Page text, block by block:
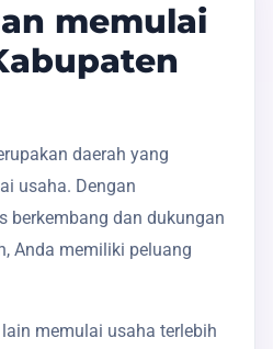
memulai
daerah yang
usaha. Dengan
berkembang dan dukungan
Anda memiliki peluang
memulai usaha terlebih